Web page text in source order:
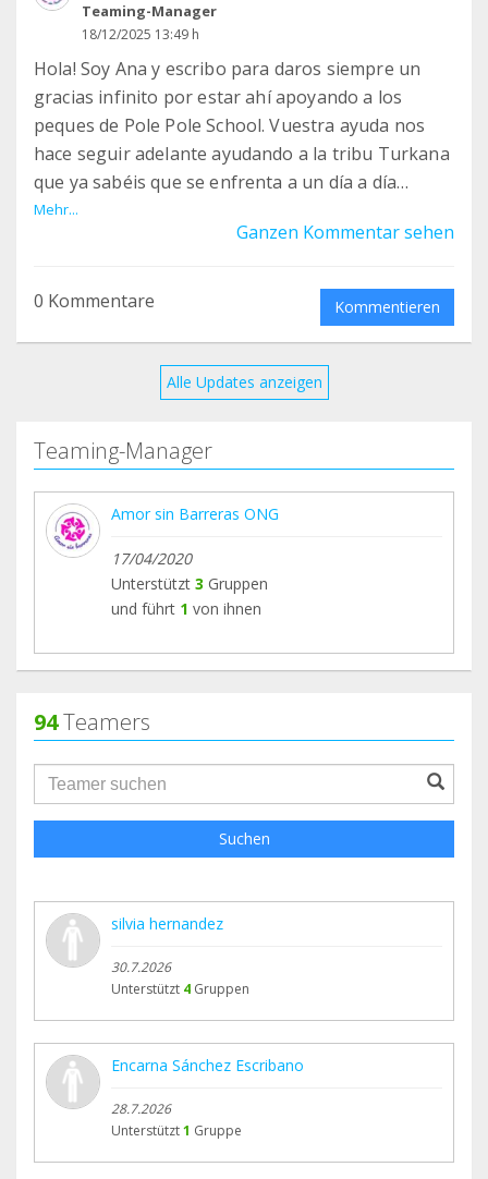
Teaming-Manager
18/12/2025 13:49 h
Hola! Soy Ana y escribo para daros siempre un
gracias infinito por estar ahí apoyando a los
peques de Pole Pole School. Vuestra ayuda nos
hace seguir adelante ayudando a la tribu Turkana
que ya sabéis que se enfrenta a un día a día
durísimo. Gracias gracias gracias por hacer que
Mehr...
Ganzen Kommentar sehen
0 Kommentare Kommentieren
Alle Updates anzeigen
Teaming-Manager
Amor sin Barreras ONG
17/04/2020
Unterstützt 3 Gruppen
und führt 1 von ihnen
94Teamers
groupProfile.searchForm.search.text???
Suchen
silvia hernandez
30.7.2026
Unterstützt 4 Gruppen
Encarna Sánchez Escribano
28.7.2026
Unterstützt1 Gruppe